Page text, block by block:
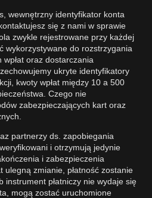
wewnętrzny identyfikator konta
się z nami w sprawie
zwykle rejestrowane przy każdej
wykorzystywane do rozstrzygania
oraz dostarczania
ukryte identyfikatory
kwoty wpłat między 10 a 500
Czego nie
zabezpieczających kart oraz
partnerzy ds. zapobiegania
i otrzymują jedynie
i zabezpieczenia
ulegną zmianie, płatność zostanie
instrument płatniczy nie wydaje się
mogą zostać uruchomione